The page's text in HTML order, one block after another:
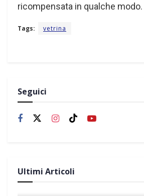
ricompensata in qualche modo.
Tags: vetrina
Seguici
Ultimi Articoli